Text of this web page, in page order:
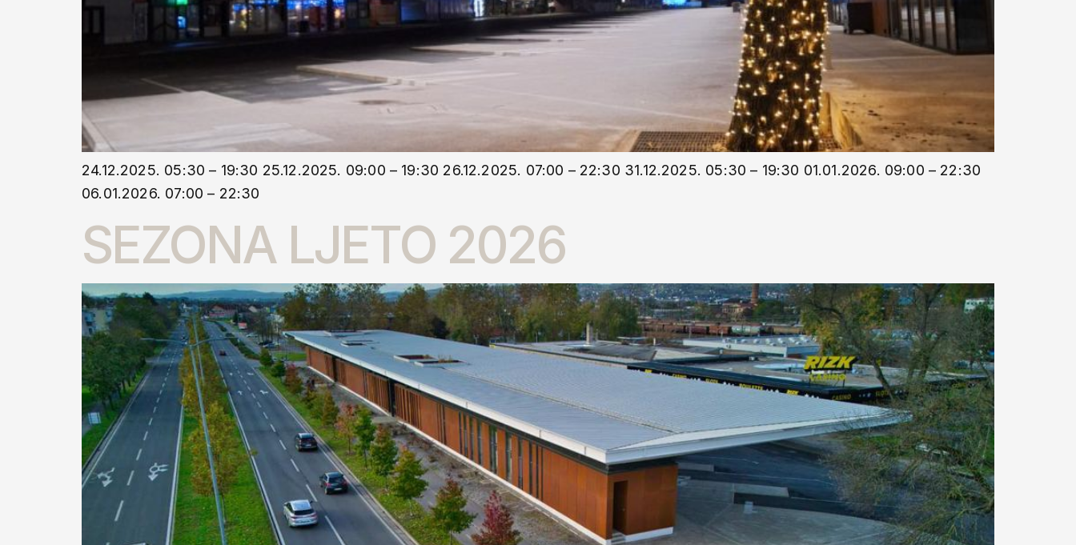
24.12.2025. 05:30 – 19:30 25.12.2025. 09:00 – 19:30 26.12.2025. 07:00 – 22:30 31.12.2025. 05:30 – 19:30 01.01.2026. 09:00 – 22:30
06.01.2026. 07:00 – 22:30
SEZONA LJETO 2026